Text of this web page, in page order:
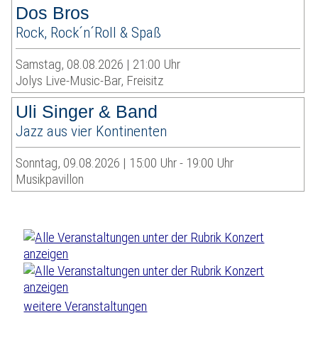
Dos Bros
Rock, Rock´n´Roll & Spaß
Samstag, 08.08.2026 | 21:00 Uhr
Jolys Live-Music-Bar, Freisitz
Uli Singer & Band
Jazz aus vier Kontinenten
Sonntag, 09.08.2026 | 15:00 Uhr - 19:00 Uhr
Musikpavillon
weitere Veranstaltungen